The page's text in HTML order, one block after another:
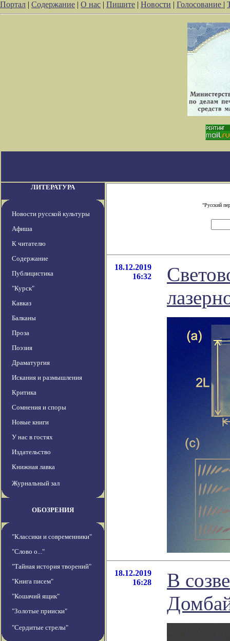
Портал | Содержание | О нас | Пишите | Новости | Голосование |
ЛИТЕРАТУРА
Новости русской культуры
Афиша
К читателю
Содержание
Публицистика
"Курск"
Кавказ
Балканы
Проза
Поэзия
Драматургия
Искания и размышления
Критика
Сомнения и споры
Новые книги
У нас в гостях
Издательство
Книжная лавка
Журнальный зал
ОБОЗРЕНИЯ
"Классики и современники"
"Слово о..."
"Тайная история творений"
"Книга писем"
"Кошачий ящик"
"Золотые прииски"
"Сердитые стрелы"
"Русский
18.12.2019
16:32
18.12.2019
16:28
В